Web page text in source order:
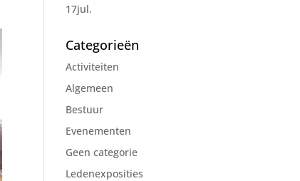
17jul.
Categorieën
Activiteiten
Algemeen
Bestuur
Evenementen
Geen categorie
Ledenexposities